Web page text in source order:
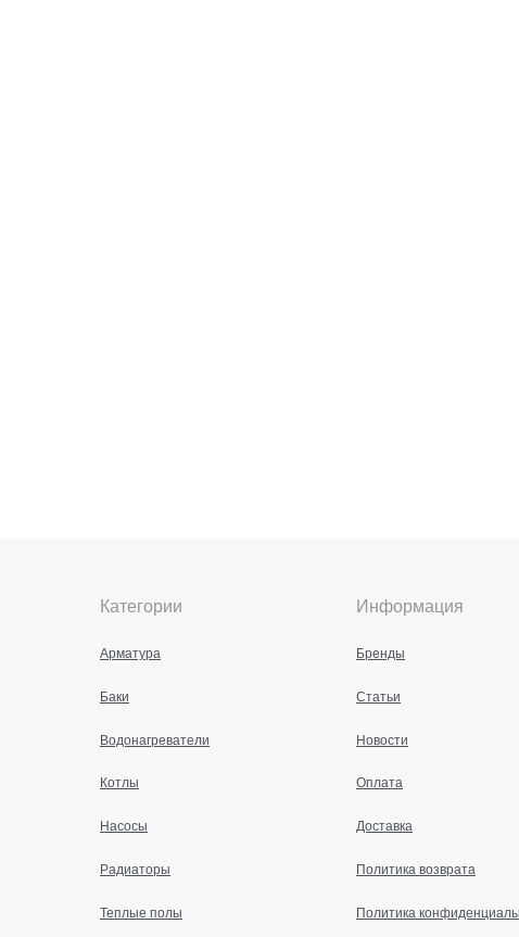
Категории
Арматура
Баки
Водонагреватели
Котлы
Насосы
Радиаторы
Теплые полы
Информация
Бренды
Статьи
Новости
Оплата
Доставка
Политика возврата
Политика